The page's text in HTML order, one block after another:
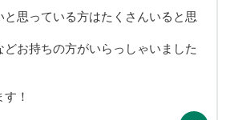
と思っている方はたくさんいると思
お持ちの方がいらっしゃいました
！